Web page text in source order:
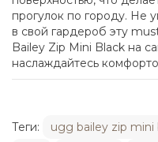
прогулок по городу. Не
в свой гардероб эту
Bailey Zip Mini Black на
наслаждайтесь
Теги: ugg bailey zip mini